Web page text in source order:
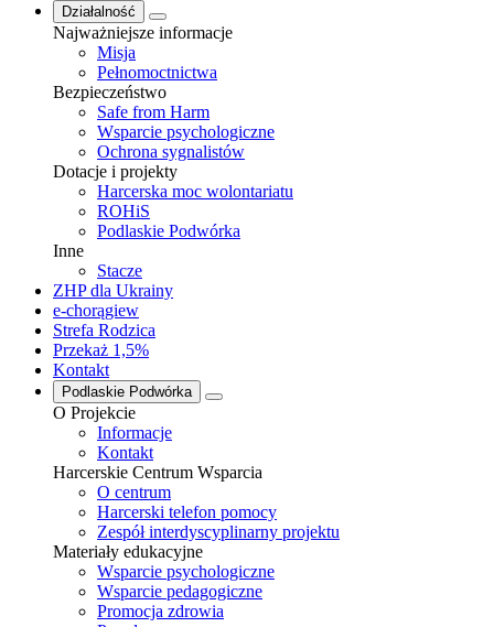
Działalność
Najważniejsze informacje
Misja
Pełnomoctnictwa
Bezpieczeństwo
Safe from Harm
Wsparcie psychologiczne
Ochrona sygnalistów
Dotacje i projekty
Harcerska moc wolontariatu
ROHiS
Podlaskie Podwórka
Inne
Stacze
ZHP dla Ukrainy
e-chorągiew
Strefa Rodzica
Przekaż 1,5%
Kontakt
Podlaskie Podwórka
O Projekcie
Informacje
Kontakt
Harcerskie Centrum Wsparcia
O centrum
Harcerski telefon pomocy
Zespół interdyscyplinarny projektu
Materiały edukacyjne
Wsparcie psychologiczne
Wsparcie pedagogiczne
Promocja zdrowia